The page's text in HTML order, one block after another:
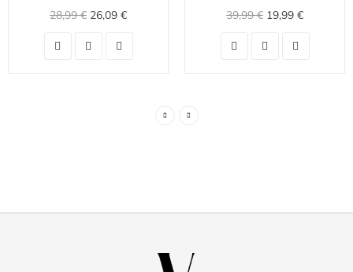
28,99 € 26,09 € 39,99 € 19,99 €